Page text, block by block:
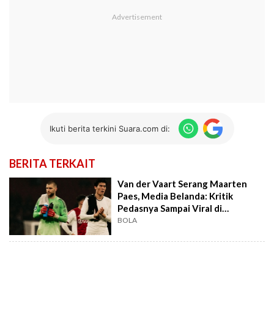
Ikuti berita terkini Suara.com di:
BERITA TERKAIT
Van der Vaart Serang Maarten
Paes, Media Belanda: Kritik
Pedasnya Sampai Viral di
Indonesia
BOLA